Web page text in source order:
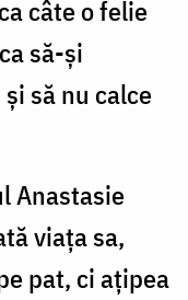
câte o felie
să-și
să nu calce
Anastasie
viața sa,
pat, ci ațipea